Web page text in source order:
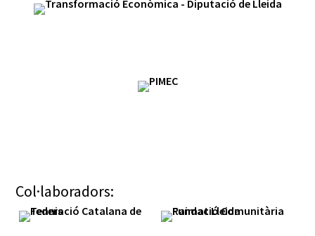
Col·laboradors: